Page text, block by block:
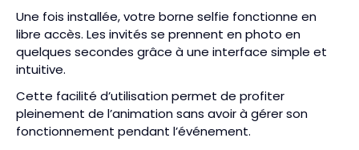
Une fois installée, votre borne selfie fonctionne en
libre accès. Les invités se prennent en photo en
quelques secondes grâce à une interface simple et
intuitive.
Cette facilité d’utilisation permet de profiter
pleinement de l’animation sans avoir à gérer son
fonctionnement pendant l’événement.